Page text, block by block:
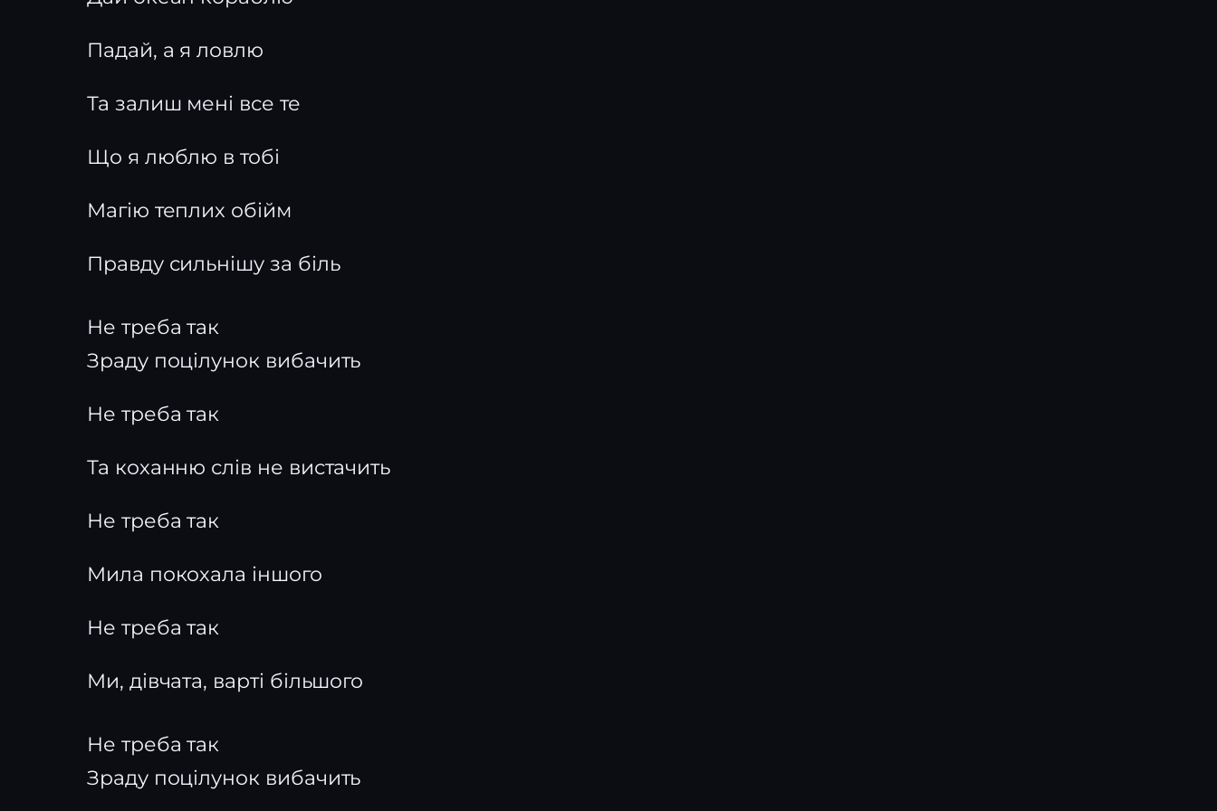
Падай, а я ловлю
Та залиш мені все те
Що я люблю в тобі
Магію теплих обійм
Правду сильнішу за біль
Не треба так
Зраду поцілунок вибачить
Не треба так
Та коханню слів не вистачить
Не треба так
Мила покохала іншого
Не треба так
Ми, дівчата, варті більшого
Не треба так
Зраду поцілунок вибачить